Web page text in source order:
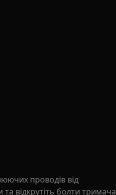
проводів від
відкрутіть болти тримача